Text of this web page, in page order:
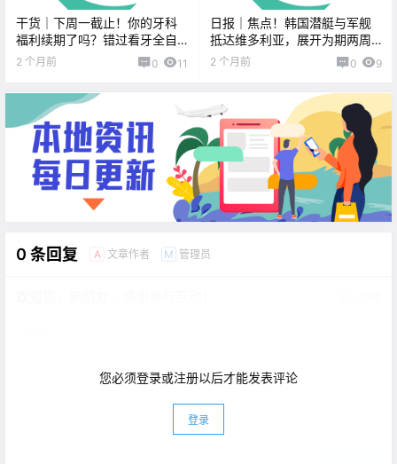
干货｜下周一截止！你的牙科
福利续期了吗？错过看牙全自
费！
2 个月前 0 11
日报｜焦点！韩国潜艇与军舰
抵达维多利亚，展开为期两周
访问！维多利亚老牌咖啡馆因
遭邻居噪音投诉而闭店！
2 个月前 0 9
0 条回复 A 文章作者 M 管理员
您必须登录或注册以后才能发表评论
登录